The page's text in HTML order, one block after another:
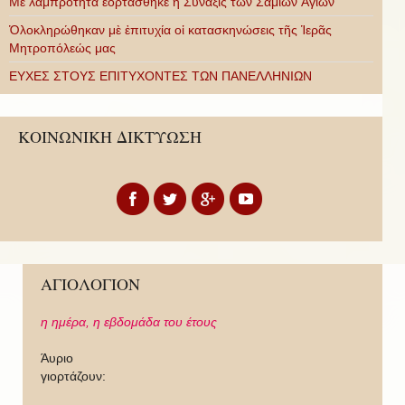
Ὁλοκληρώθηκαν μὲ ἐπιτυχία οἱ κατασκηνώσεις τῆς Ἱερᾶς
Μητροπόλεώς μας
ΕΥΧΕΣ ΣΤΟΥΣ ΕΠΙΤΥΧΟΝΤΕΣ ΤΩΝ ΠΑΝΕΛΛΗΝΙΩΝ
ΚΟΙΝΩΝΙΚΗ ΔΙΚΤΥΩΣΗ
ΑΓΙΟΛΟΓΙΟΝ
η ημέρα, η εβδομάδα του έτους
Άυριο
γιορτάζουν: